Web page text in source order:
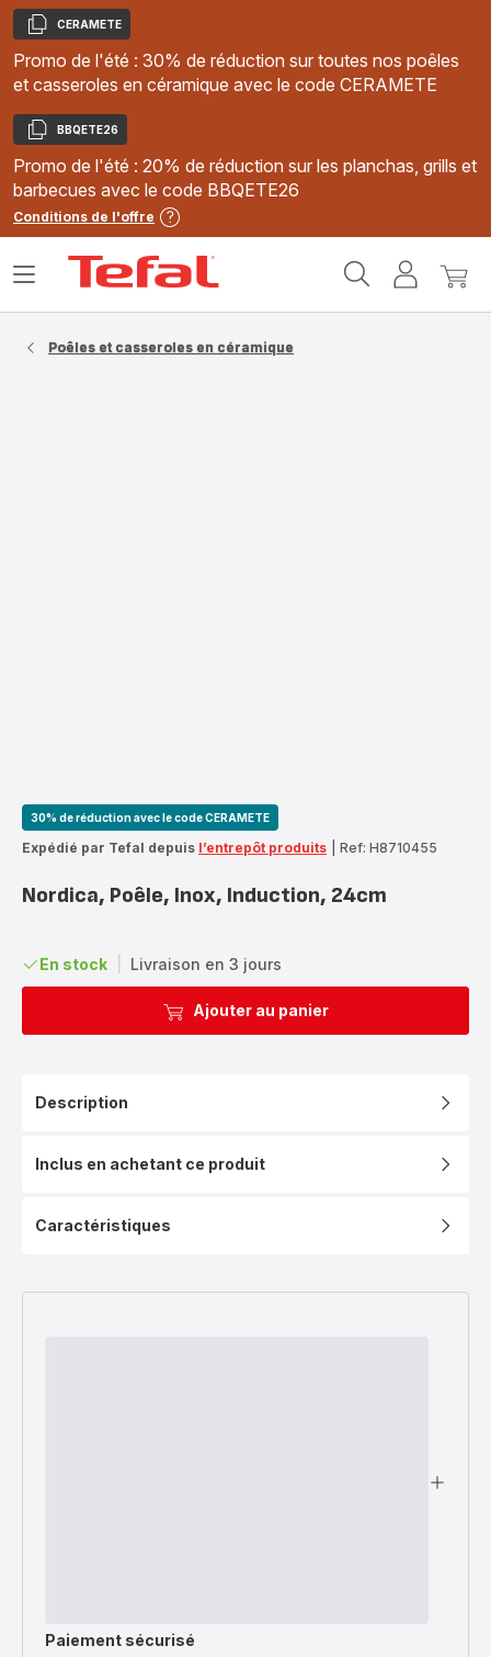
Copier
CERAMETE
Promo de l'été : 30% de réduction sur toutes nos poêles
et casseroles en céramique avec le code CERAMETE
Copier
BBQETE26
Promo de l'été : 20% de réduction sur les planchas, grills et
barbecues avec le code BBQETE26
Conditions de l'offre
MonMon
Ouvrir
Poêles et casseroles en céramique
30% de réduction avec le code CERAMETE
Expédié par Tefal depuis l’entrepôt produits Ref: H8710455
Nordica, Poêle, Inox, Induction, 24cm
En stock Livraison en 3 jours
Ajouter au panier
Description
Inclus en achetant ce produit
Caractéristiques
Paiement sécurisé